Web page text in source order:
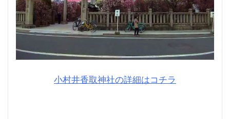
小村井香取神社の詳細はコチラ